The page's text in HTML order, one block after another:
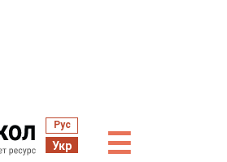
Рус
Укр ☰